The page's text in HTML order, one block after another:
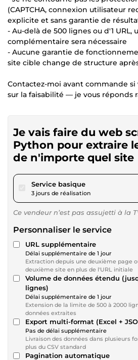
(CAPTCHA, connexion utilisateur
explicite et sans garantie de
- Au-delà de 500 lignes ou d'1
complémentaire sera nécessaire
- Aucune garantie de
site cible change de structure
Contactez-moi avant commande si
sur la faisabilité — je vous réponds
Je vais faire du web
Python pour extraire
de n'importe quel site
Service basiquepour 17,34 $US
3 jours de réalisation
Ce vendeur n’est pas assujetti à la
Personnaliser le service
URL supplémentaire
Délai supplémentaire de 1 jour
Extraction depuis une deuxième page
deuxième site en plus de l'URL initiale
Volume de données étendu
lignes)
Délai supplémentaire de 1 jour
Extension de la limite de 500 à 2000
données extraites
Export multi-format (Excel +
Pas de délai supplémentaire
Livraison des données dans plusieurs
plus du CSV standard
Pagination automatique